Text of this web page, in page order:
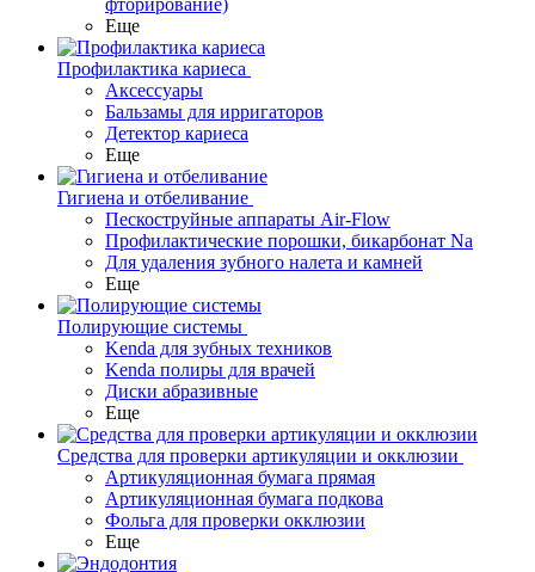
фторирование)
Еще
Профилактика кариеса
Аксессуары
Бальзамы для ирригаторов
Детектор кариеса
Еще
Гигиена и отбеливание
Пескоструйные аппараты Air-Flow
Профилактические порошки, бикарбонат Na
Для удаления зубного налета и камней
Еще
Полирующие системы
Kenda для зубных техников
Kenda полиры для врачей
Диски абразивные
Еще
Средства для проверки артикуляции и окклюзии
Артикуляционная бумага прямая
Артикуляционная бумага подкова
Фольга для проверки окклюзии
Еще